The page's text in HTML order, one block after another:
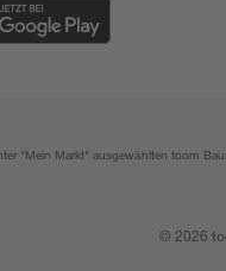
"Mein Markt" ausgewählten toom
© 2026